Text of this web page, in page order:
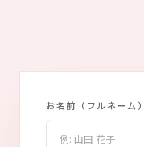
お名前（フルネーム）